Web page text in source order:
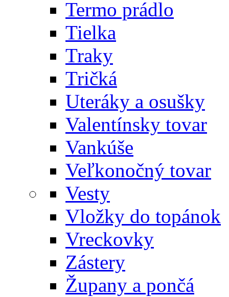
Termo prádlo
Tielka
Traky
Tričká
Uteráky a osušky
Valentínsky tovar
Vankúše
Veľkonočný tovar
Vesty
Vložky do topánok
Vreckovky
Zástery
Župany a pončá